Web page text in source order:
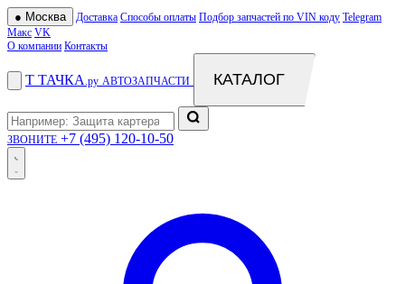
● Москва Доставка Способы оплаты Подбор запчастей по VIN коду Telegram
Макс VK
О компании Контакты
Т ТАЧКА .ру АВТОЗАПЧАСТИ КАТАЛОГ
ЗВОНИТЕ +7 (495) 120-10-50